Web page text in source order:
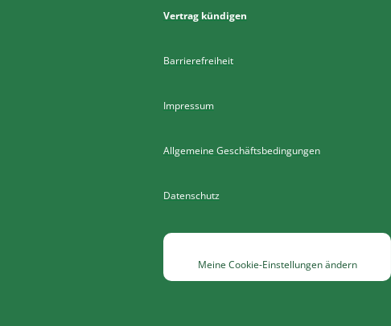
Vertrag kündigen
Barrierefreiheit
Impressum
Allgemeine Geschäftsbedingungen
Datenschutz
Meine Cookie-Einstellungen ändern